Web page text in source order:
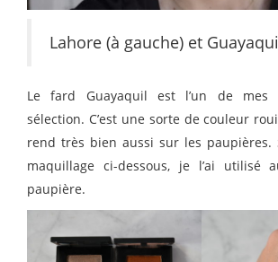
Lahore (à gauche) et
Le fard Guayaquil est l’un de mes
sélection. C’est une sorte de couleur
rend très bien aussi sur les paupières.
maquillage ci-dessous, je l’ai utilisé
paupière.